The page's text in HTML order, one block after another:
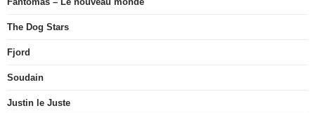
The Dog Stars
Fjord
Soudain
Justin le Juste